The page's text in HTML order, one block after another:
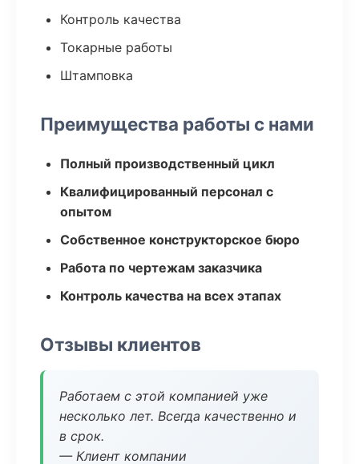
Контроль качества
Токарные работы
Штамповка
Преимущества работы с нами
Полный производственный цикл
Квалифицированный персонал с
опытом
Собственное конструкторское бюро
Работа по чертежам заказчика
Контроль качества на всех этапах
Отзывы клиентов
Работаем с этой компанией уже
несколько лет. Всегда качественно и
в срок.
— Клиент компании